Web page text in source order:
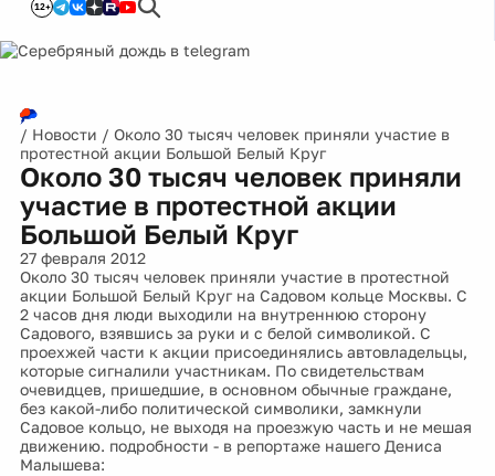
12+
/ Новости / Около 30 тысяч человек приняли участие в
протестной акции Большой Белый Круг
Около 30 тысяч человек приняли
участие в протестной акции
Большой Белый Круг
27 февраля 2012
Около 30 тысяч человек приняли участие в протестной
акции Большой Белый Круг на Садовом кольце Москвы. С
2 часов дня люди выходили на внутреннюю сторону
Садового, взявшись за руки и с белой символикой. С
проехжей части к акции присоединялись автовладельцы,
которые сигналили участникам. По свидетельствам
очевидцев, пришедшие, в основном обычные граждане,
без какой-либо политической символики, замкнули
Садовое кольцо, не выходя на проезжую часть и не мешая
движению. подробности - в репортаже нашего Дениса
Малышева: